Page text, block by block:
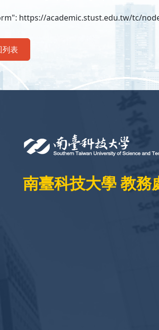
https://academic.stust.edu.tw/tc/
列表
南臺科技大學 教務